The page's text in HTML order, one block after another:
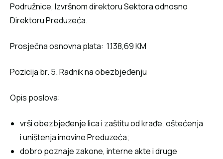
Podružnice, Izvršnom direktoru Sektora odnosno
Direktoru Preduzeća.
Prosječna osnovna plata: 1.138,69 KM
Pozicija br. 5. Radnik na obezbjeđenju
Opis poslova:
vrši obezbjeđenje lica i zaštitu od krađe, oštećenja
i uništenja imovine Preduzeća;
dobro poznaje zakone, interne akte i druge